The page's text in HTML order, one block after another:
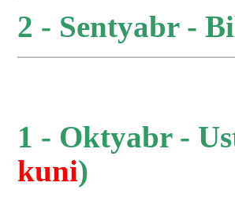
2 - Sentyabr -
1 - Oktyabr -
kuni)